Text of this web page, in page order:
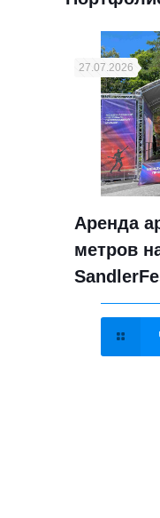
27.07.2026
Аренда
метров